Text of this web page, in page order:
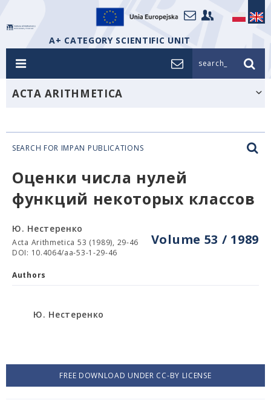
A+ CATEGORY SCIENTIFIC UNIT
search_
ACTA ARITHMETICA
SEARCH FOR IMPAN PUBLICATIONS
Оценки числа нулей
функций некоторых классов
Volume 53 / 1989
Ю. Нестеренко
Acta Arithmetica 53 (1989), 29-46
DOI: 10.4064/aa-53-1-29-46
Authors
Ю. Нестеренко
FREE DOWNLOAD UNDER CC-BY LICENSE